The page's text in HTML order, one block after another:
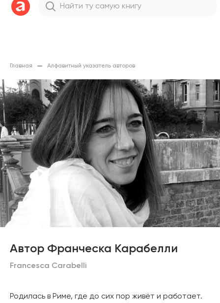
Главная Алфавитный указатель авторов
Автор Франческа Карабелли
Francesca Carabelli
Родилась в Риме, где до сих пор живёт и работает.